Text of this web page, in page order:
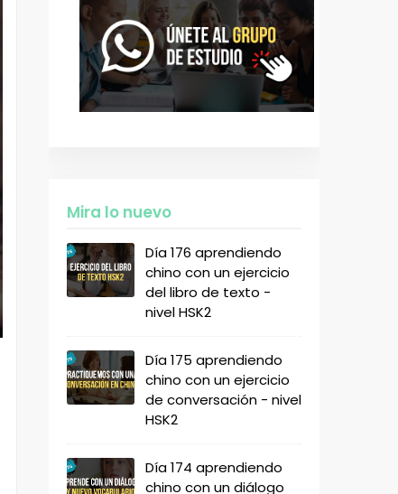
Mira lo nuevo
Día 176 aprendiendo
chino con un ejercicio
del libro de texto -
nivel HSK2
Día 175 aprendiendo
chino con un ejercicio
de conversación - nivel
HSK2
Día 174 aprendiendo
chino con un diálogo